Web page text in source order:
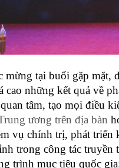
mừng tại buổi gặp mặt,
cao những kết quả về
tâm, tạo mọi điều
ương trên địa bàn
vụ chính trị, phát triển
trong công tác
trình mục tiêu quốc